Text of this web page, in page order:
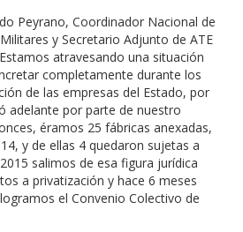
Peyrano, Coordinador Nacional de
y Secretario Adjunto de ATE
atravesando una situación
completamente durante los
de las empresas del Estado, por
adelante por parte de nuestro
éramos 25 fábricas anexadas,
y de ellas 4 quedaron sujetas a
salimos de esa figura jurídica
a privatización y hace 6 meses
el Convenio Colectivo de